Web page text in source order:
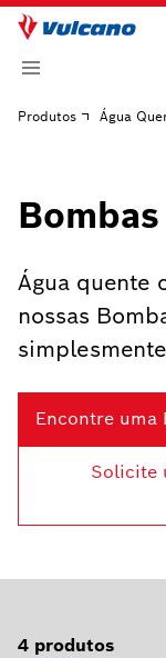
Produtos Água
Água quente
nossas
Encontre uma
Solicite
4 produtos